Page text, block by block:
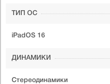
ТИП ОС
iPadOS 16
ДИНАМИКИ
Стереодинамики